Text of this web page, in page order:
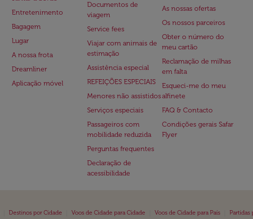
Entretenimento
Bagagem
Lugar
A nossa frota
Dreamliner
Aplicação móvel
Documentos de
viagem
Service fees
Viajar com animais de
estimação
Assistência especial
REFEIÇÕES ESPECIAIS
Menores não assistidos
Serviços especiais
Passageiros com
mobilidade reduzida
Perguntas frequentes
Declaração de
acessibilidade
As nossas ofertas
Os nossos parceiros
Obter o número do
meu cartão
Reclamação de milhas
em falta
Esqueci-me do meu
alfinete
FAQ & Contacto
Condições gerais Safar
Flyer
Destinos por Cidade Voos de Cidade para Cidade Voos de Cidade para País Partidas